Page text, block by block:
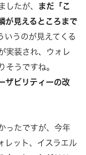
たが、
まだ「こ
が見えるところまで
いうのが見えてくる
実装され、ウォレ
そうですね。
ザビリティーの改
ったですが、今年
ット、イスラエル